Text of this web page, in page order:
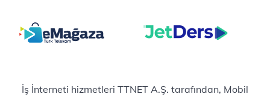
İş İnterneti hizmetleri TTNET A.Ş. tarafından, Mobil